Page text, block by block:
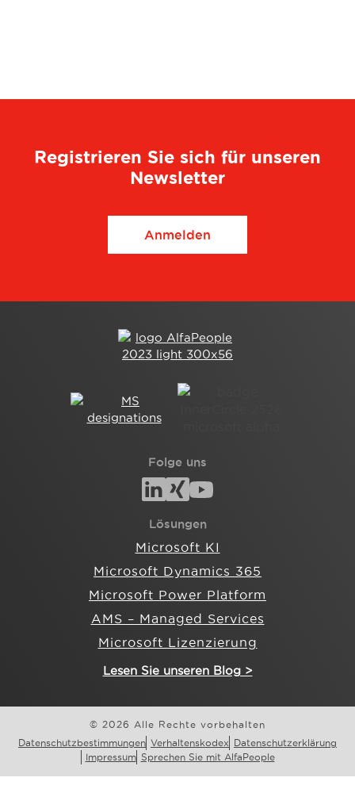
Registrieren Sie sich für unseren
Newsletter
Anmelden
Folge uns
Lösungen
Microsoft KI
Microsoft Dynamics 365
Microsoft Power Platform
AMS – Managed Services
Microsoft Lizenzierung
Lesen Sie unseren Blog >
© 2026 Alle Rechte vorbehalten
Datenschutzbestimmungen Verhaltenskodex
Datenschutzerklärung
Impressum Sprechen Sie mit AlfaPeople